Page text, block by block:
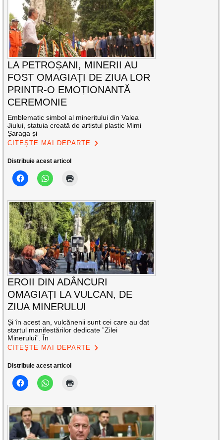
LA PETROȘANI, MINERII AU
FOST OMAGIAȚI DE ZIUA LOR
PRINTR-O EMOȚIONANTĂ
CEREMONIE
Emblematic simbol al mineritului din Valea
Jiului, statuia creată de artistul plastic Mimi
Șaraga și
CITEȘTE MAI DEPARTE
Distribuie acest articol
EROII DIN ADÂNCURI
OMAGIAȚI LA VULCAN, DE
ZIUA MINERULUI
Și în acest an, vulcănenii sunt cei care au dat
startul manifestărilor dedicate ”Zilei
Minerului”. În
CITEȘTE MAI DEPARTE
Distribuie acest articol